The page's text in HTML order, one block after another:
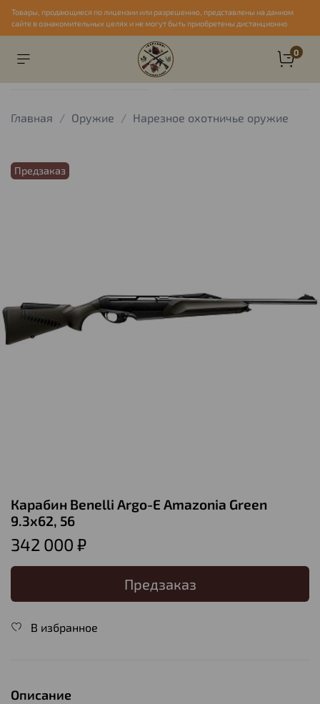
Товары, продающиеся по лицензии или разрешению, представлены на данном
сайте в ознакомительных целях и не могут быть приобретены дистанционно
0
Главная Оружие Нарезное охотничье оружие
Предзаказ
Карабин Benelli Argo-E Amazonia Green
9.3x62, 56
342 000 ₽
Предзаказ
В избранное
Описание